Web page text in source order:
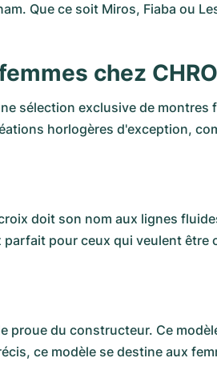
Que ce soit Miros, Fiaba ou
chez
sélection exclusive de
horlogères d'exception,
doit son nom aux lignes
pour ceux qui veulent
proue du constructeur. Ce
ce modèle se destine aux